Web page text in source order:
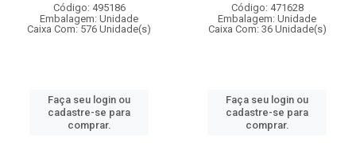
Código: 495186
Embalagem: Unidade
Caixa Com: 576 Unidade(s)
Faça seu login ou
cadastre-se para
comprar.
Código: 471628
Embalagem: Unidade
Caixa Com: 36 Unidade(s)
Faça seu login ou
cadastre-se para
comprar.